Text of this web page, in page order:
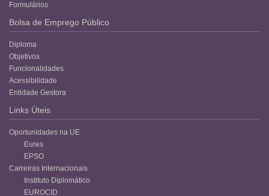
Formulários
Bolsa de Emprego Público
Diploma
Objetivos
Funcionalidades
Acessibilidade
Entidade Gestora
Links Úteis
Oportunidades na UE
Eures
EPSO
Carreiras Internacionais
Instituto Diplomático
EUROCID